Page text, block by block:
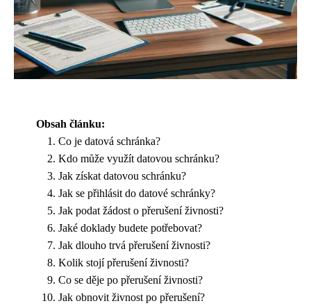
Obsah článku:
Co je datová schránka?
Kdo může využít datovou schránku?
Jak získat datovou schránku?
Jak se přihlásit do datové schránky?
Jak podat žádost o přerušení živnosti?
Jaké doklady budete potřebovat?
Jak dlouho trvá přerušení živnosti?
Kolik stojí přerušení živnosti?
Co se děje po přerušení živnosti?
Jak obnovit živnost po přerušení?